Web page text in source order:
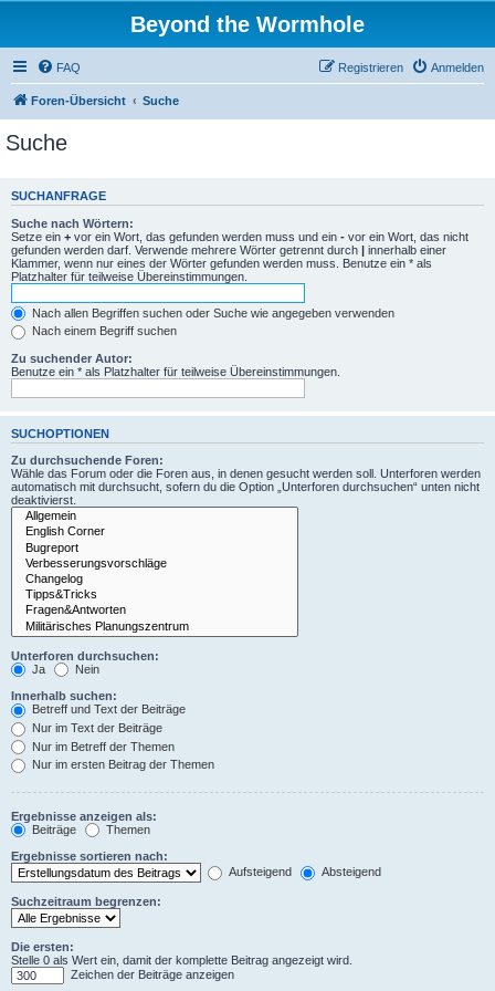
Beyond the Wormhole
FAQ Anmelden
Registrieren
Foren-Übersicht Suche
Suche
SUCHANFRAGE
Suche nach Wörtern:
Setze ein + vor ein Wort, das gefunden werden muss und ein - vor ein Wort, das nicht
gefunden werden darf. Verwende mehrere Wörter getrennt durch | innerhalb einer
Klammer, wenn nur eines der Wörter gefunden werden muss. Benutze ein * als
Platzhalter für teilweise Übereinstimmungen.
Nach allen Begriffen suchen oder Suche wie angegeben verwenden
Nach einem Begriff suchen
Zu suchender Autor:
Benutze ein * als Platzhalter für teilweise Übereinstimmungen.
SUCHOPTIONEN
Zu durchsuchende Foren:
Wähle das Forum oder die Foren aus, in denen gesucht werden soll. Unterforen werden
automatisch mit durchsucht, sofern du die Option „Unterforen durchsuchen“ unten nicht
deaktivierst.
Unterforen durchsuchen:
Ja
Nein
Innerhalb suchen:
Betreff und Text der Beiträge
Nur im Text der Beiträge
Nur im Betreff der Themen
Nur im ersten Beitrag der Themen
Ergebnisse anzeigen als:
Beiträge
Themen
Ergebnisse sortieren nach:
Aufsteigend
Absteigend
Suchzeitraum begrenzen:
Die ersten:
Stelle 0 als Wert ein, damit der komplette Beitrag angezeigt wird.
Zeichen der Beiträge anzeigen